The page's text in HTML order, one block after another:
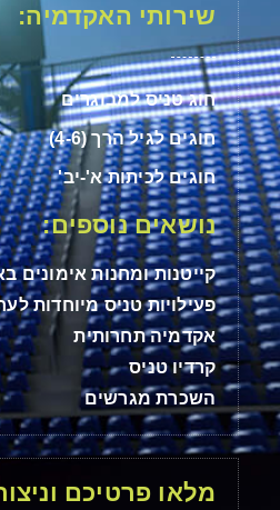
שירותי האקדמיה:
חוג טניס למבוגרים
חוגים לגיל הרך (4-6)
חוגים לכיתות א'-יב'
נושאים נוספים:
קייטנות ומחנות אימונים
פעילויות טניס מיוחדות
אקדמיה תחרותית
קרדיו טניס
השכרת מגרשים
מלאו פרטיכם